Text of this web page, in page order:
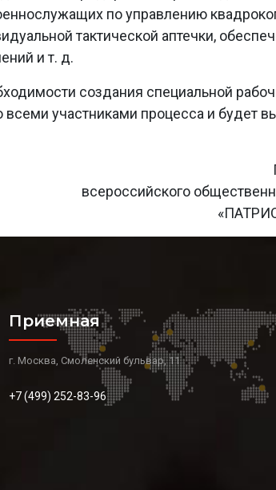
по управлению
тактической аптечки,
и т. д.
создания специальной
участниками процесса и будет
всероссийского
Приемная
г. Москва, Смоленский бульвар, 11
+7 (499) 252-83-96